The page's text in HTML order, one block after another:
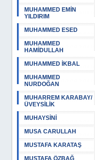
MUHAMMED EMİN
YILDIRIM
MUHAMMED ESED
MUHAMMED
HAMİDULLAH
MUHAMMED İKBAL
MUHAMMED
NURDOĞAN
MUHARREM KARABAY/
ÜVEYSİLİK
MUHAYSİNİ
MUSA CARULLAH
MUSTAFA KARATAŞ
MUSTAFA ÖZBAĞ